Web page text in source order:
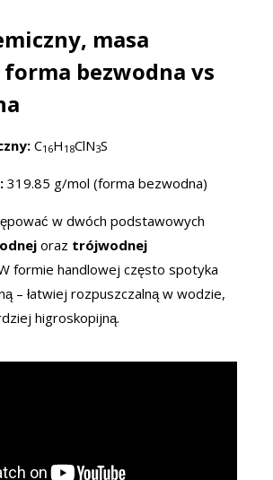
masa
bezwodna vs
C16H 18ClN3S
319.85 g/mol (forma bezwodna)
w dwóch podstawowych
oraz trójwodnej
formie handlowej często spotyka
– łatwiej rozpuszczalną w wodzie,
higroskopijną.